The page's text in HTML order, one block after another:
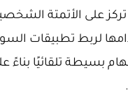
تركز على الأتمتة
لربط تطبيقات
بسيطة تلقائيًا